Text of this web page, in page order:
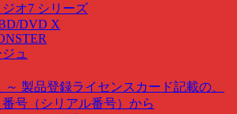
オ7 シリーズ
DVD X
ュ
～ 製品登録ライセンスカード記載の、
号（シリアル番号）から